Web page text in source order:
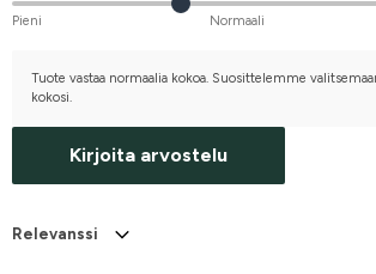
Pieni Normaali
Tuote vastaa normaalia kokoa. Suosittelemme
kokosi.
Kirjoita arvostelu
Relevanssi